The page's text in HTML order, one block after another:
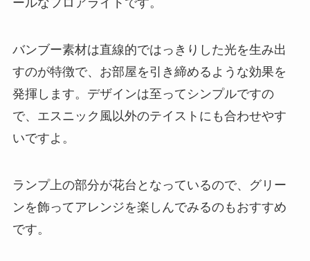
ールなフロアライトです。
バンブー素材は直線的ではっきりした光を生み出
すのが特徴で、お部屋を引き締めるような効果を
発揮します。デザインは至ってシンプルですの
で、エスニック風以外のテイストにも合わせやす
いですよ。
ランプ上の部分が花台となっているので、グリー
ンを飾ってアレンジを楽しんでみるのもおすすめ
です。